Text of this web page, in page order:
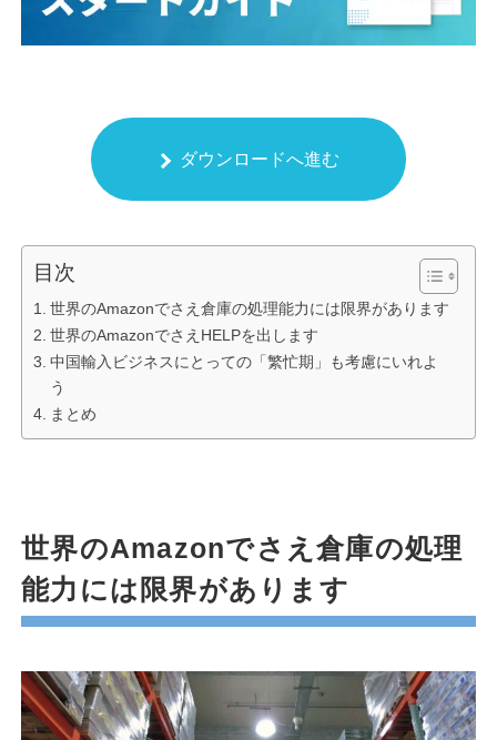
ダウンロードへ進む
目次
世界のAmazonでさえ倉庫の処理能力には限界があります
世界のAmazonでさえHELPを出します
中国輸入ビジネスにとっての「繁忙期」も考慮にいれよ
う
まとめ
世界のAmazonでさえ倉庫の処理
能力には限界があります